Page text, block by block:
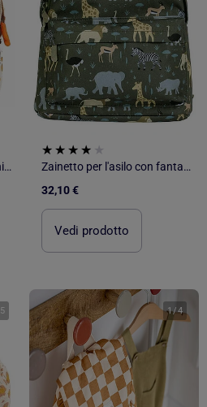
Zainetto animale per asilo nido e scuola materna | Sassi Junior
Zainetto per l'asilo con fantasie giocose | A Little Lovely Company
32,10 €
Vedi prodotto
5 1/4